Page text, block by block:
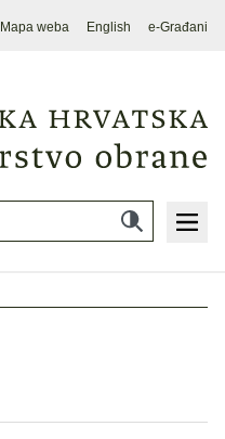
Mapa weba English e-Građani